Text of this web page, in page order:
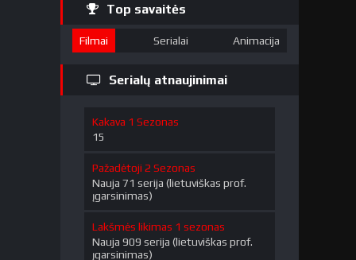
Top savaitės
Filmai Serialai Animacija
Serialų atnaujinimai
Kakava 1 Sezonas
15
Pažadėtoji 2 Sezonas
Nauja 71 serija (lietuviškas prof.
įgarsinimas)
Lakšmės likimas 1 sezonas
Nauja 909 serija (lietuviškas prof.
įgarsinimas)